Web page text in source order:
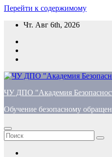
Перейти к содержимому
Чт. Авг 6th, 2026
ЧУ ДПО "Академия
Обучение безопасному